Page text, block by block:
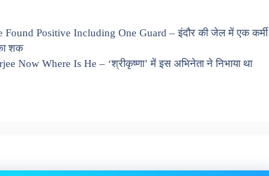
Positive Including One Guard – इंदौर की जेल में एक कर्मी
शक
Now Where Is He – ‘श्रीकृष्णा’ में इस अभिनेता ने निभाया था